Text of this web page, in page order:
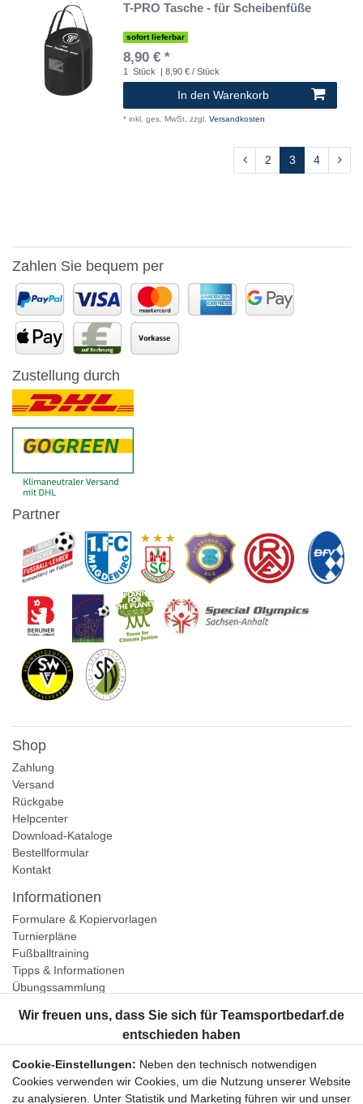
T-PRO Tasche - für Scheibenfüße
sofort lieferbar
8,90 € *
1 Stück | 8,90 € / Stück
In den Warenkorb
* inkl. ges. MwSt. zzgl. Versandkosten
2 3 4
Zahlen Sie bequem per
Zustellung durch
Partner
Shop
Zahlung
Versand
Rückgabe
Helpcenter
Download-Kataloge
Bestellformular
Kontakt
Informationen
Formulare & Kopiervorlagen
Turnierpläne
Fußballtraining
Tipps & Informationen
Übungssammlung
Unternehmen
Widerrufsrecht
Cookie-Einstellungen: Neben den technisch notwendigen
Cookies verwenden wir Cookies, um die Nutzung unserer Website
zu analysieren. Unter Statistik und Marketing führen wir und unser